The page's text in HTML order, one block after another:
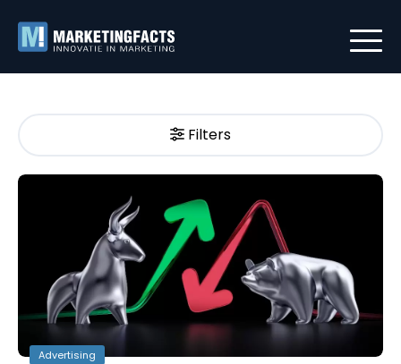
Filters
Advertising